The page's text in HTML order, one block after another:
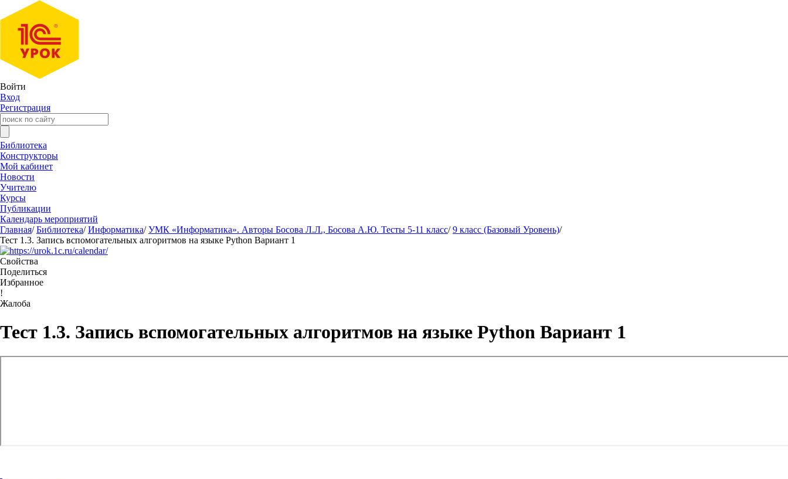
Войти
Вход
Регистрация
Библиотека
Конструкторы
Мой кабинет
Новости
Учителю
Курсы
Публикации
Календарь мероприятий
Главная/ Библиотека/ Информатика/ УМК «Информатика». Авторы Босова Л.Л., Босова А.Ю. Тесты 5-11 класс/ 9 класс (Базовый Уровень)/
Тест 1.3. Запись вспомогательных алгоритмов на языке Python Вариант 1
Свойства
Поделиться
Избранное
!
Жалоба
Тест 1.3. Запись вспомогательных алгоритмов на языке Python Вариант 1